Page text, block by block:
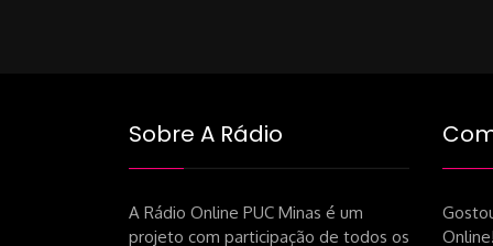
Sobre A Rádio
A Rádio Online PUC Minas é um
projeto com participação de todos os